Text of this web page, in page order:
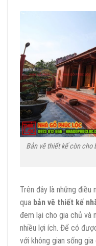
Bản vẽ thiết kế còn
Trên đây là những
qua bản vẽ thiết kế
đem lại cho gia chủ và
nhiều lợi ích. Để có
với không gian sống